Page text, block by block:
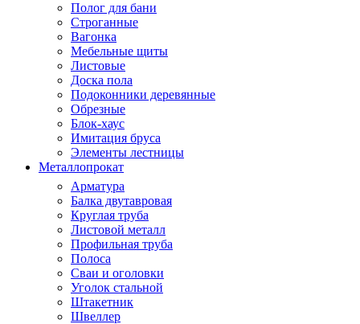
Полог для бани
Строганные
Вагонка
Мебельные щиты
Листовые
Доска пола
Подоконники деревянные
Обрезные
Блок-хаус
Имитация бруса
Элементы лестницы
Металлопрокат
Арматура
Балка двутавровая
Круглая труба
Листовой металл
Профильная труба
Полоса
Сваи и оголовки
Уголок стальной
Штакетник
Швеллер